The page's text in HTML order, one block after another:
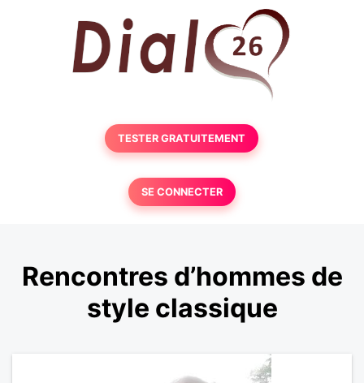
TESTER GRATUITEMENT
SE CONNECTER
Rencontres d’hommes de
style classique